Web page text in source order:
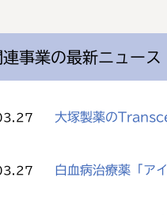
連事業の最新ニュース
大塚製薬の
白血病治療薬「ア